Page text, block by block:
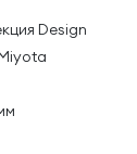
Design